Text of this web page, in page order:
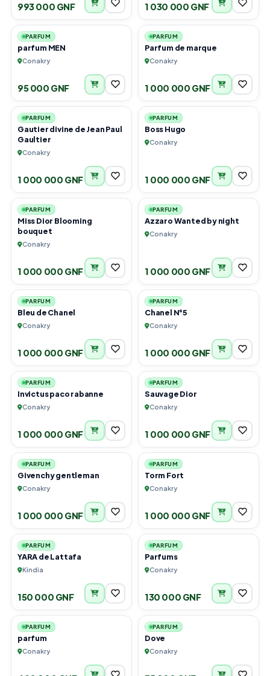
993 000 GNF 1 030 000 GNF
2
PARFUM
parfum MEN
Conakry
95 000 GNF
4
PARFUM
Parfum de marque
Conakry
1 000 000 GNF
1
PARFUM
Gautier divine de Jean Paul
Gaultier
Conakry
1 000 000 GNF
1
PARFUM
Boss Hugo
Conakry
1 000 000 GNF
1
PARFUM
Miss Dior Blooming
bouquet
Conakry
1 000 000 GNF
1
PARFUM
Azzaro Wanted by night
Conakry
1 000 000 GNF
1
PARFUM
Bleu de Chanel
Conakry
1 000 000 GNF
1
PARFUM
Chanel N°5
Conakry
1 000 000 GNF
1
PARFUM
Invictus paco rabanne
Conakry
1 000 000 GNF
1
PARFUM
Sauvage Dior
Conakry
1 000 000 GNF
1
PARFUM
Givenchy gentleman
Conakry
1 000 000 GNF
1
PARFUM
Torm Fort
Conakry
1 000 000 GNF
2
PARFUM
YARA de Lattafa
Kindia
150 000 GNF
6
PARFUM
Parfums
Conakry
130 000 GNF
1
PARFUM
parfum
Conakry
1
PARFUM
Dove
Conakry